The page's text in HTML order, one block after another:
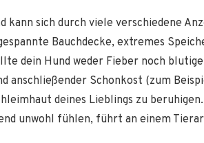
kann sich durch viele verschiedene
Bauchdecke, extremes
dein Hund weder Fieber noch
anschließender Schonkost (zum
deines Lieblings zu
unwohl fühlen, führt an einem